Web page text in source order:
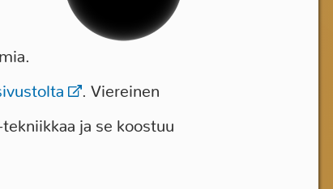
. Viereinen
ja se koostuu